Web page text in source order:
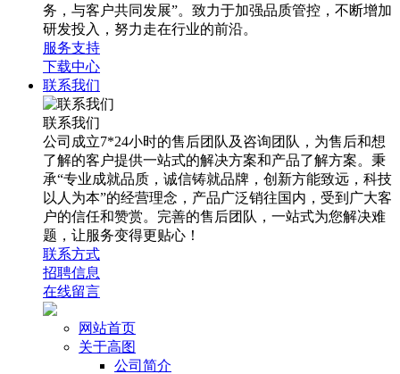
务，与客户共同发展”。致力于加强品质管控，不断增加
研发投入，努力走在行业的前沿。
服务支持
下载中心
联系我们
联系我们
公司成立7*24小时的售后团队及咨询团队，为售后和想
了解的客户提供一站式的解决方案和产品了解方案。秉
承“专业成就品质，诚信铸就品牌，创新方能致远，科技
以人为本”的经营理念，产品广泛销往国内，受到广大客
户的信任和赞赏。完善的售后团队，一站式为您解决难
题，让服务变得更贴心！
联系方式
招聘信息
在线留言
网站首页
关于高图
公司简介